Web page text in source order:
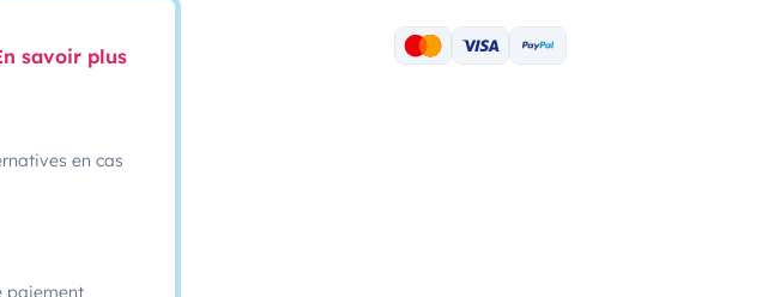
savoir plus
en cas
paiement